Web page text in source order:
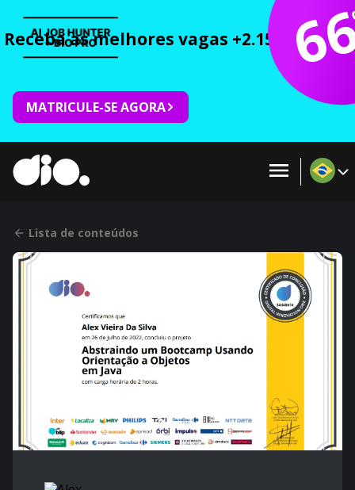
Receba as melhores vagas +2.150 cursos
MATRICULE-SE AGORA
Lista de conteúdos